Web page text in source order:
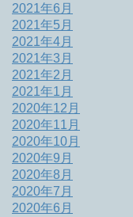
2021年6月
2021年5月
2021年4月
2021年3月
2021年2月
2021年1月
2020年12月
2020年11月
2020年10月
2020年9月
2020年8月
2020年7月
2020年6月